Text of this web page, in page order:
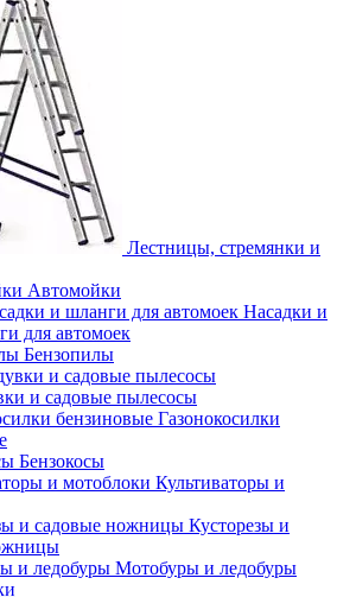
Лестницы, стремянки и
Автомойки
Насадки и
для автомоек
Бензопилы
и садовые пылесосы
Газонокосилки
Бензокосы
Культиваторы и
Кусторезы и
Мотобуры и ледобуры